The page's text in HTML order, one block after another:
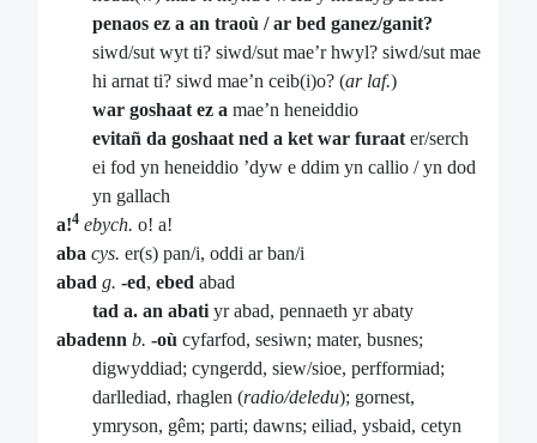
penaos ez a an traoù / ar bed ganez/ganit?
siwd/sut wyt ti? siwd/sut mae’r hwyl? siwd/sut mae
hi arnat ti? siwd mae’n ceib(i)o? (ar laf.)
war goshaat ez a mae’n heneiddio
evitañ da goshaat ned a ket war furaat er/serch
ei fod yn heneiddio ’dyw e ddim yn callio / yn dod
yn gallach
a!4 ebych. o! a!
aba cys. er(s) pan/i, oddi ar ban/i
abad g. -ed, ebed abad
tad a. an abati yr abad, pennaeth yr abaty
abadenn b. -où cyfarfod, sesiwn; mater, busnes;
digwyddiad; cyngerdd, siew/sioe, perfformiad;
darllediad, rhaglen (radio/deledu); gornest,
ymryson, gêm; parti; dawns; eiliad, ysbaid, cetyn